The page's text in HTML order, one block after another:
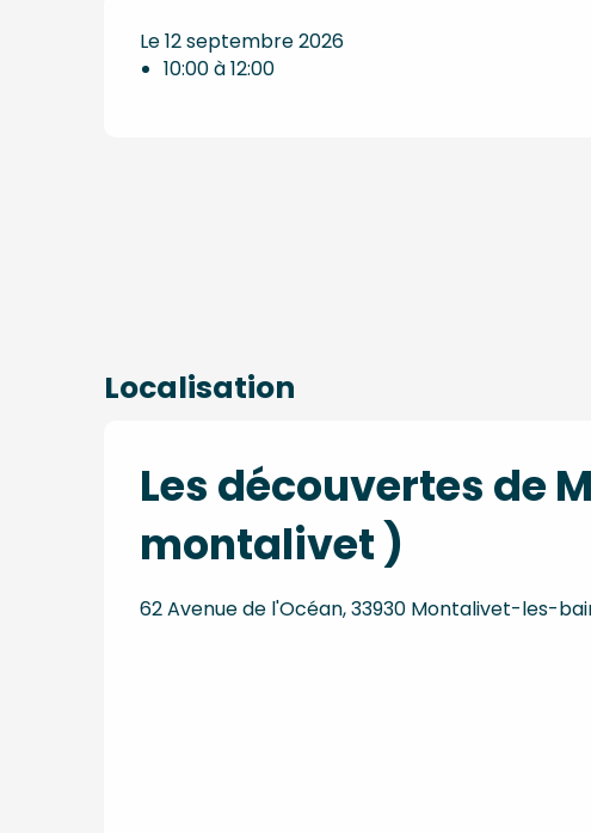
Le 12 septembre 2026
10:00 à 12:00
Localisation
Les découvertes de
montalivet )
62 Avenue de l'Océan, 33930 Montalivet-les-